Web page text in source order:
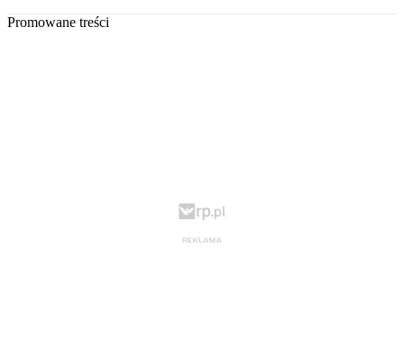
Promowane treści